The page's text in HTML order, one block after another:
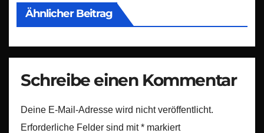
Ähnlicher Beitrag
Schreibe einen Kommentar
Deine E-Mail-Adresse wird nicht veröffentlicht.
Erforderliche Felder sind mit* markiert